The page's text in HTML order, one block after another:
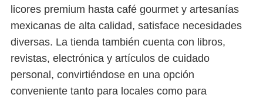
licores premium hasta café gourmet y artesanías
mexicanas de alta calidad, satisface necesidades
diversas. La tienda también cuenta con libros,
revistas, electrónica y artículos de cuidado
personal, convirtiéndose en una opción
conveniente tanto para locales como para